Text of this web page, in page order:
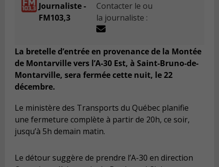
Journaliste -
FM103,3
Contacter le ou
la journaliste :
La bretelle d’entrée en provenance de la Montée
de Montarville vers l’A-30 Est, à Saint-Bruno-de-
Montarville, sera fermée cette nuit, le 22
décembre.
Le ministère des Transports du Québec planifie
une fermeture complète à partir de 20h, ce soir,
jusqu’à 5h demain matin.
Le détour suggère de prendre l’A-30 en direction